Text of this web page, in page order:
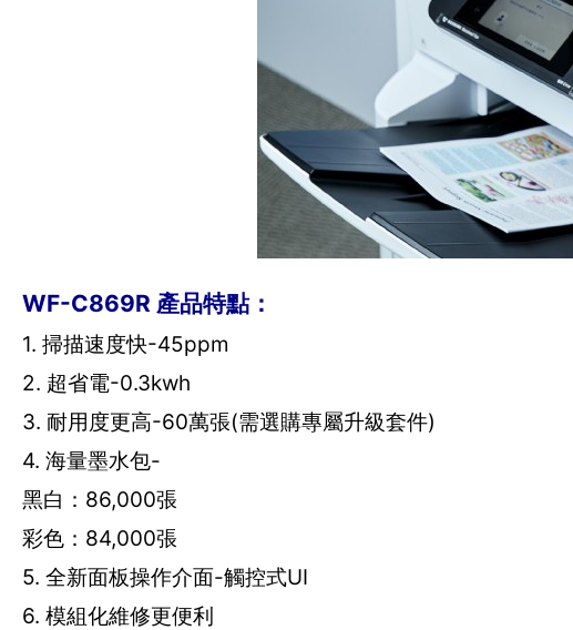
WF-C869R 產品特點：
1. 掃描速度快-45ppm
2. 超省電-0.3kwh
3. 耐用度更高-60萬張(需選購專屬升級套件)
4. 海量墨水包-
黑白：86,000張
彩色：84,000張
5. 全新面板操作介面-觸控式UI
6. 模組化維修更便利